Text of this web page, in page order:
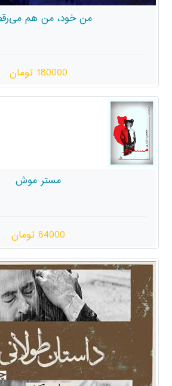
من خود، من هم می‌رقصم!
180000 تومان
مستر موش